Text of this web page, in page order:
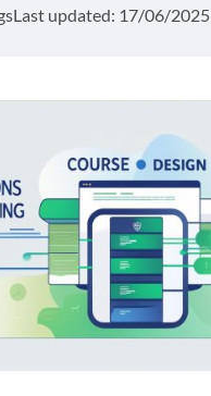
Last updated: 17/06/2025